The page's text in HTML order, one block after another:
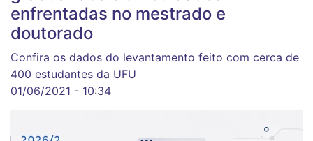
enfrentadas no mestrado e
doutorado
Confira os dados do levantamento feito com cerca de
400 estudantes da UFU
01/06/2021 - 10:34